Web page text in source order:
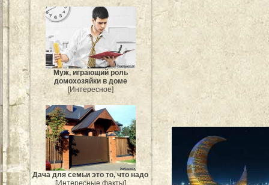
Муж, играющий роль
домохозяйки в доме
[Интересное]
Дача для семьи это то, что надо